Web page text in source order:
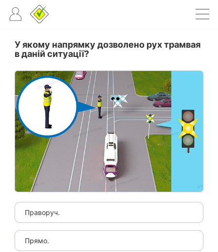
У якому напрямку дозволено рух трамвая
в даній ситуації?
Праворуч.
Прямо.